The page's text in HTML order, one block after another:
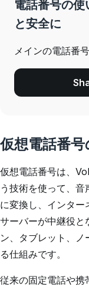
電話番号の
と安全に
メインの電話番
仮想電話番
仮想電話番号は、
う技術を使って、
に変換し、インタ
サーバーが中継役と
ン、タブレット、
る仕組みです。
従来の固定電話や携